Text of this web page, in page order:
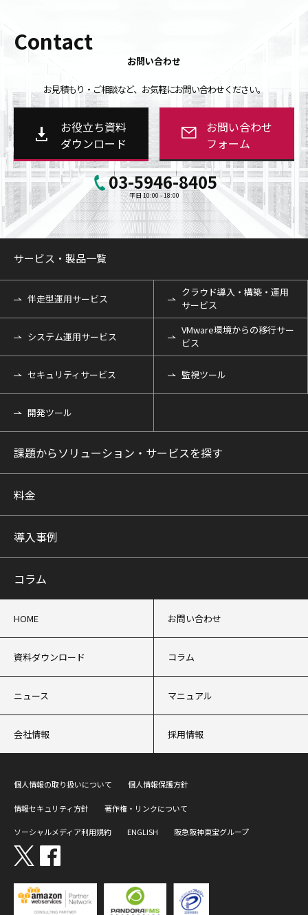
Contact
お問い合わせ
お見積もり・ご相談など、お気軽にお問い合わせください。
お役立ち資料
ダウンロード
お問い合わせ
フォーム
03-5946-8405
平日 10:00 - 18:00
サービス・製品一覧
伴走型運用サービス
クラウド導入・構築・運用
サービス
システム運用サービス
VMware環境からの移行サー
ビス
セキュリティサービス 監視ツール
開発ツール
課題からソリューション・サービスを探す
料金
導入事例
コラム
HOME お問い合わせ
資料ダウンロード コラム
ニュース マニュアル
会社情報 採用情報
個人情報の取り扱いについて 個人情報保護方針
情報セキュリティ方針 著作権・リンクについて
ソーシャルメディア利用規約 ENGLISH 阪急阪神東宝グループ